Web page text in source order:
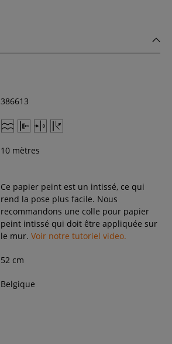
386613
10 mètres
Ce papier peint est un intissé, ce qui
rend la pose plus facile. Nous
recommandons une colle pour papier
peint intissé qui doit être appliquée sur
le mur. Voir notre tutoriel video.
52 cm
Belgique